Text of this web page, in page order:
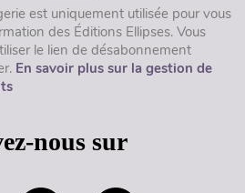
est uniquement utilisée pour vous
des Éditions Ellipses. Vous
le lien de désabonnement
En savoir plus sur la gestion de
nous sur